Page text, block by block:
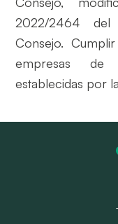
2022/2464
Consejo.
empresas de
establecidas por